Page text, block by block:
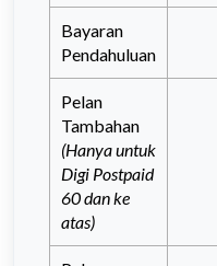
Bayaran
Pendahuluan
Pelan
Tambahan
(Hanya untuk
Digi Postpaid
60 dan ke
atas)